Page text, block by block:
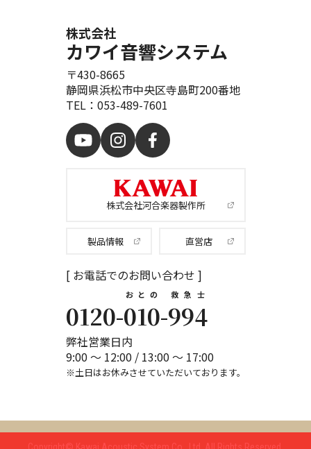
株式会社
カワイ音響システム
〒430-8665
静岡県浜松市中央区寺島町200番地
TEL：053-489-7601
株式会社河合楽器製作所
製品情報 直営店
[ お電話でのお問い合わせ ]
0120-010
おとの
-994
救急士
弊社営業日内
9:00 ～ 12:00 / 13:00 ～ 17:00
※土日はお休みさせていただいております。